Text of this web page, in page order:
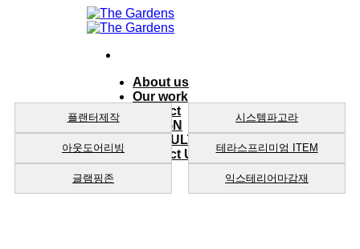
About us
Our work
product
DESIGN
CONSULTING
Contact Us
플랜터제작 시스템파고라
아웃도어리빙 테라스프리미엄 ITEM
글램핑존 익스테리어마감재